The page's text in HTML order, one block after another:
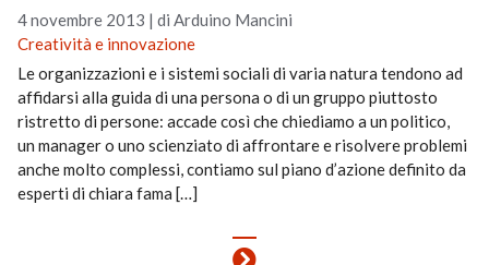
4 novembre 2013 |di Arduino Mancini
Creatività e innovazione
Le organizzazioni e i sistemi sociali di varia natura tendono ad
affidarsi alla guida di una persona o di un gruppo piuttosto
ristretto di persone: accade così che chiediamo a un politico,
un manager o uno scienziato di affrontare e risolvere problemi
anche molto complessi, contiamo sul piano d’azione definito da
esperti di chiara fama […]